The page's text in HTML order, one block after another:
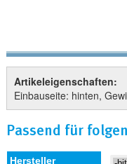
Artikeleigenschaften:
Einbauseite: hinten,
Passend für